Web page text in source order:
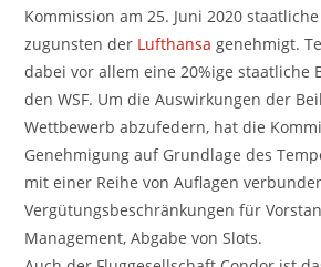
Kommission am 25. Juni 2020
zugunsten der Lufthansa genehmigt.
dabei vor allem eine 20%ige staatliche
den WSF. Um die Auswirkungen der
Wettbewerb abzufedern, hat die
Genehmigung auf Grundlage des
mit einer Reihe von Auflagen
Vergütungsbeschränkungen für
Management, Abgabe von Slots.